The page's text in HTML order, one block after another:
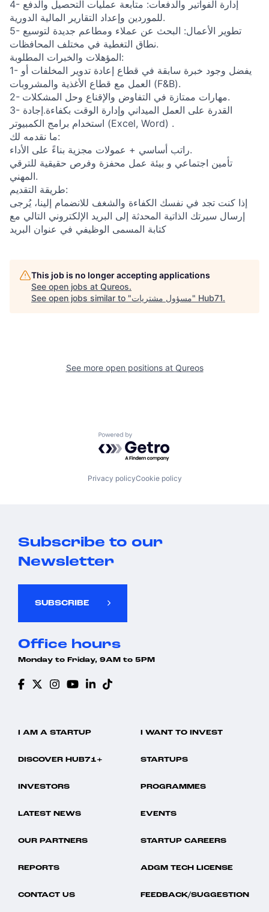
4- إدارة الفواتير والدفعات: متابعة عمليات التحصيل والدفع
للموردين وإعداد التقارير المالية الدورية.
5- تطوير الأعمال: البحث عن عملاء ومطاعم جديدة لتوسيع
نطاق التغطية في مختلف المحافظات.
المؤهلات والخبرات المطلوبة:
1- يفضل وجود خبرة سابقة في قطاع إعادة تدوير المخلفات أو
العمل مع قطاع الأغذية والمشروبات (F&B).
2- مهارات ممتازة في التفاوض والإقناع وحل المشكلات.
3- القدرة على العمل الميداني وإدارة الوقت بكفاءة.إجادة
استخدام برامج الكمبيوتر (Excel, Word) .
ما نقدمه لك:
راتب أساسي + عمولات مجزية بناءً على الأداء.
تأمين اجتماعي و بيئة عمل محفزة وفرص حقيقية للترقي
المهني.
طريقة التقديم:
إذا كنت تجد في نفسك الكفاءة والشغف للانضمام إلينا، يُرجى
إرسال سيرتك الذاتية المحدثة إلى البريد الإلكتروني التالي مع
كتابة المسمى الوظيفي في عنوان البريد
This job is no longer accepting applications
See open jobs at Qureos.
See open jobs similar to "مسؤول مشتريات" Hub71.
See more open positions at Qureos
Powered by Getro.com
Privacy policyCookie policy
Subscribe to our
Newsletter
SUBSCRIBE
Office hours
Monday to Friday, 9AM to 5PM
I AM A STARTUP I WANT TO INVEST
DISCOVER HUB71+ STARTUPS
INVESTORS PROGRAMMES
LATEST NEWS EVENTS
OUR PARTNERS STARTUP CAREERS
REPORTS ADGM TECH LICENSE
CONTACT US FEEDBACK/SUGGESTION